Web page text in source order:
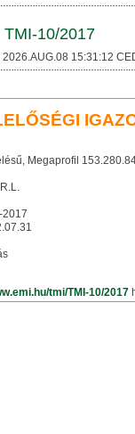
10/2017
15:31:12
Megaprofil
2017
tmi/TMI-10/2017